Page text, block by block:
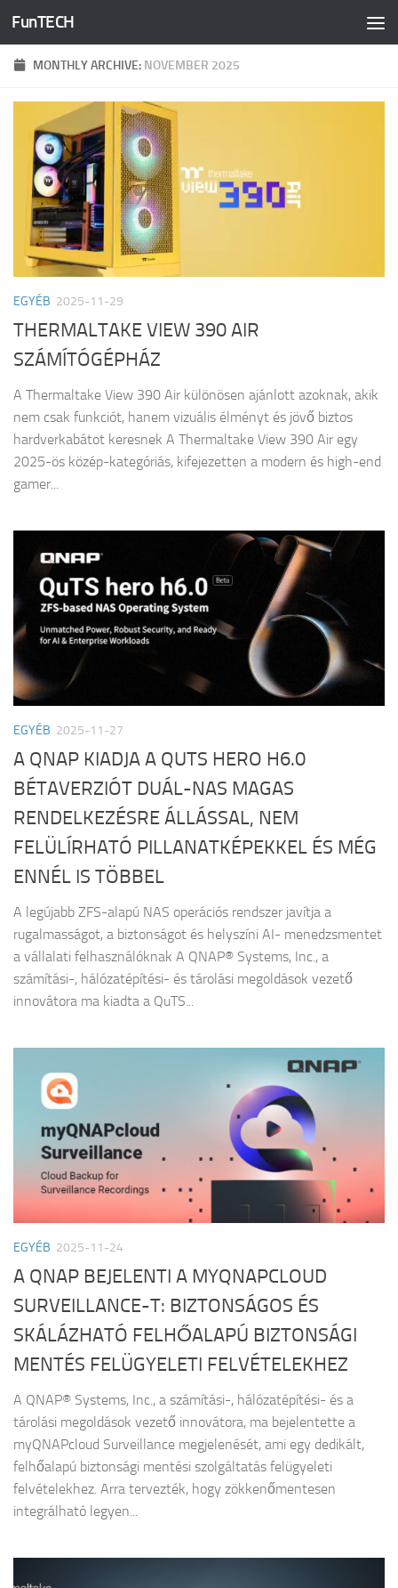
Skip to content
FunTECH
MONTHLY ARCHIVE: NOVEMBER 2025
EGYÉB 2025-11-29
THERMALTAKE VIEW 390 AIR
SZÁMÍTÓGÉPHÁZ
A Thermaltake View 390 Air különösen ajánlott azoknak, akik
nem csak funkciót, hanem vizuális élményt és jövő biztos
hardverkabátot keresnek A Thermaltake View 390 Air egy
2025-ös közép-kategóriás, kifejezetten a modern és high-end
gamer...
EGYÉB 2025-11-27
A QNAP KIADJA A QUTS HERO H6.0
BÉTAVERZIÓT DUÁL-NAS MAGAS
RENDELKEZÉSRE ÁLLÁSSAL, NEM
FELÜLÍRHATÓ PILLANATKÉPEKKEL ÉS MÉG
ENNÉL IS TÖBBEL
A legújabb ZFS-alapú NAS operációs rendszer javítja a
rugalmasságot, a biztonságot és helyszíni AI- menedzsmentet
a vállalati felhasználóknak A QNAP® Systems, Inc., a
számítási-, hálózatépítési- és tárolási megoldások vezető
innovátora ma kiadta a QuTS...
EGYÉB 2025-11-24
A QNAP BEJELENTI A MYQNAPCLOUD
SURVEILLANCE-T: BIZTONSÁGOS ÉS
SKÁLÁZHATÓ FELHŐALAPÚ BIZTONSÁGI
MENTÉS FELÜGYELETI FELVÉTELEKHEZ
A QNAP® Systems, Inc., a számítási-, hálózatépítési- és a
tárolási megoldások vezető innovátora, ma bejelentette a
myQNAPcloud Surveillance megjelenését, ami egy dedikált,
felhőalapú biztonsági mentési szolgáltatás felügyeleti
felvételekhez. Arra tervezték, hogy zökkenőmentesen
integrálható legyen...